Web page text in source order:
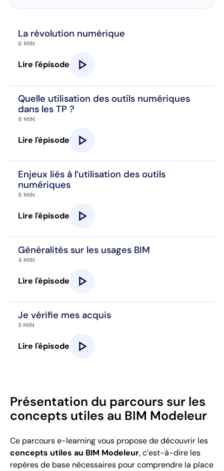
La révolution numérique
6 MIN
Lire l'épisode play_arrow
Quelle utilisation des outils numériques
dans les TP ?
8 MIN
Lire l'épisode play_arrow
Enjeux liés à l’utilisation des outils
numériques
8 MIN
Lire l'épisode play_arrow
Généralités sur les usages BIM
4 MIN
Lire l'épisode play_arrow
Je vérifie mes acquis
5 MIN
Lire l'épisode play_arrow
Présentation du parcours sur les
concepts utiles au BIM Modeleur
Ce parcours e-learning vous propose de découvrir les
concepts utiles au BIM Modeleur, c’est-à-dire les
repères de base nécessaires pour comprendre la place